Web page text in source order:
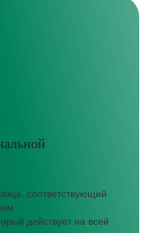
соответствующий
действует на всей